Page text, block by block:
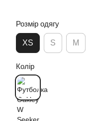
Розмір одягу
XS S M
Колір